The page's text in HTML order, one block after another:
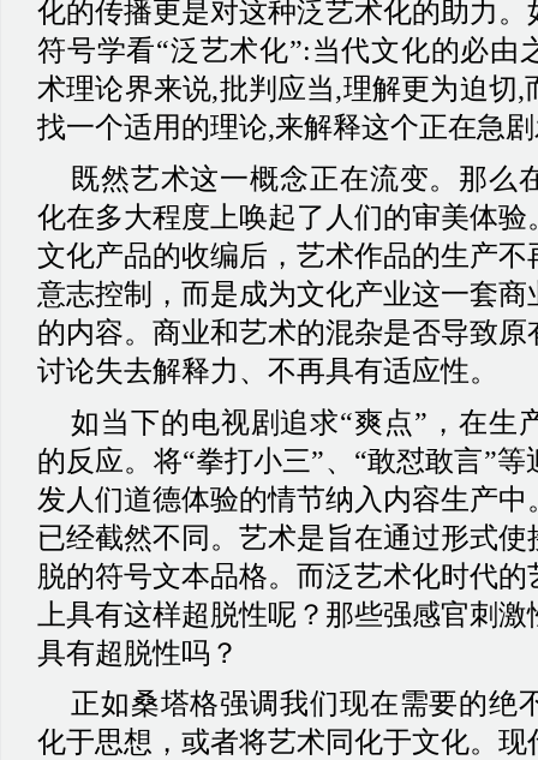
化的传播更是对这种泛艺术化的助力
符号学看“泛艺术化”:当代文化的必由
术理论界来说,批判应当,理解更为迫切,
找一个适用的理论,来解释这个正在急
既然艺术这一概念正在流变。那么
化在多大程度上唤起了人们的审美体
文化产品的收编后，艺术作品的生产
意志控制，而是成为文化产业这一套
的内容。商业和艺术的混杂是否导致
讨论失去解释力、不再具有适应性。
如当下的电视剧追求“爽点”，在生
的反应。将“拳打小三”、“敢怼敢言”
发人们道德体验的情节纳入内容生产
已经截然不同。艺术是旨在通过形式
脱的符号文本品格。而泛艺术化时代
上具有这样超脱性呢？那些强感官刺
具有超脱性吗？
正如桑塔格强调我们现在需要的绝
化于思想，或者将艺术同化于文化。